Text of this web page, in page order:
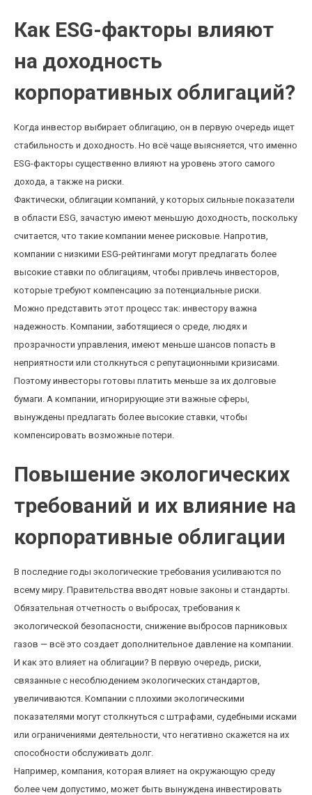
Как ESG-факторы влияют
на доходность
корпоративных облигаций?
Когда инвестор выбирает облигацию, он в первую очередь ищет
стабильность и доходность. Но всё чаще выясняется, что именно
ESG-факторы существенно влияют на уровень этого самого
дохода, а также на риски.
Фактически, облигации компаний, у которых сильные показатели
в области ESG, зачастую имеют меньшую доходность, поскольку
считается, что такие компании менее рисковые. Напротив,
компании с низкими ESG-рейтингами могут предлагать более
высокие ставки по облигациям, чтобы привлечь инвесторов,
которые требуют компенсацию за потенциальные риски.
Можно представить этот процесс так: инвестору важна
надежность. Компании, заботящиеся о среде, людях и
прозрачности управления, имеют меньше шансов попасть в
неприятности или столкнуться с репутационными кризисами.
Поэтому инвесторы готовы платить меньше за их долговые
бумаги. А компании, игнорирующие эти важные сферы,
вынуждены предлагать более высокие ставки, чтобы
компенсировать возможные потери.
Повышение экологических
требований и их влияние на
корпоративные облигации
В последние годы экологические требования усиливаются по
всему миру. Правительства вводят новые законы и стандарты.
Обязательная отчетность о выбросах, требования к
экологической безопасности, снижение выбросов парниковых
газов — всё это создает дополнительное давление на компании.
И как это влияет на облигации? В первую очередь, риски,
связанные с несоблюдением экологических стандартов,
увеличиваются. Компании с плохими экологическими
показателями могут столкнуться с штрафами, судебными исками
или ограничениями деятельности, что негативно скажется на их
способности обслуживать долг.
Например, компания, которая влияет на окружающую среду
более чем допустимо, может быть вынуждена инвестировать